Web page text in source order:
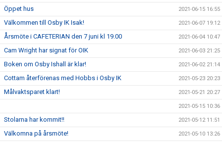
Öppet hus 2021-06-15 16:55
Välkommen till Osby IK Isak! 2021-06-07 19:12
Årsmöte i CAFETERIAN den 7 juni kl 19.00 2021-06-04 10:47
Cam Wright har signat för OIK 2021-06-03 21:25
Boken om Osby Ishall är klar! 2021-06-02 21:14
Cottam återförenas med Hobbs i Osby IK 2021-05-23 20:23
Målvaktsparet klart! 2021-05-21 20:27
2021-05-15 10:36
Stolarna har kommit!! 2021-05-12 11:51
Välkomna på årsmöte! 2021-05-10 13:26